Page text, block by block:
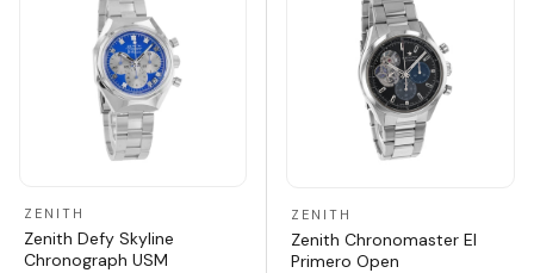
ZENITH
Zenith Defy Skyline
Chronograph USM
ZENITH
Zenith Chronomaster El
Primero Open